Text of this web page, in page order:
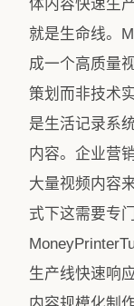
体内容快速生
就是生命线。
成一个高质量
策划而非技术
是生活记录系
内容。企业营
大量视频内容
式下这需要专
生产线快速响